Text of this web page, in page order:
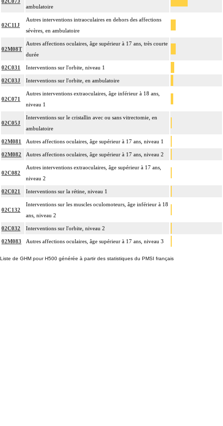
ambulatoire
02C11J
Autres interventions intraoculaires en dehors des affections
sévères, en ambulatoire
02M08T
Autres affections oculaires, âge supérieur à 17 ans, très courte
durée
02C031 Interventions sur l'orbite, niveau 1
02C03J Interventions sur l'orbite, en ambulatoire
02C071
Autres interventions extraoculaires, âge inférieur à 18 ans,
niveau 1
02C05J
Interventions sur le cristallin avec ou sans vitrectomie, en
ambulatoire
02M081 Autres affections oculaires, âge supérieur à 17 ans, niveau 1
02M082 Autres affections oculaires, âge supérieur à 17 ans, niveau 2
02C082
Autres interventions extraoculaires, âge supérieur à 17 ans,
niveau 2
02C021 Interventions sur la rétine, niveau 1
02C132
Interventions sur les muscles oculomoteurs, âge inférieur à 18
ans, niveau 2
02C032 Interventions sur l'orbite, niveau 2
02M083 Autres affections oculaires, âge supérieur à 17 ans, niveau 3
Liste de GHM pour H500 générée à partir des statistiques du PMSI français